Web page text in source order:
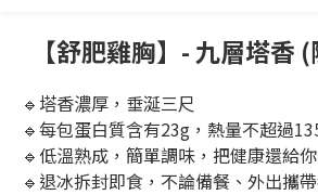
【舒肥雞胸】- 九層塔香
🔹塔香濃厚，垂涎三尺
🔹每包蛋白質含有23g，熱量不超過
🔹低溫熟成，簡單調味，把健康還給
🔹退冰拆封即食，不論備餐、外出攜